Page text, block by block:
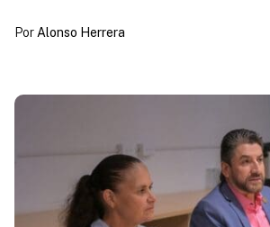
Por Alonso Herrera